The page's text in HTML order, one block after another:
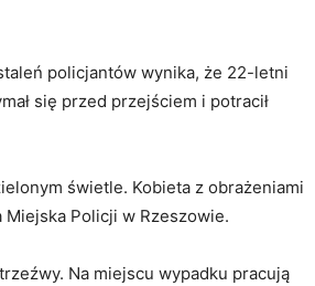
policjantów wynika, że 22-letni
się przed przejściem i potracił
świetle. Kobieta z obrażeniami
Miejska Policji w Rzeszowie.
Na miejscu wypadku pracują